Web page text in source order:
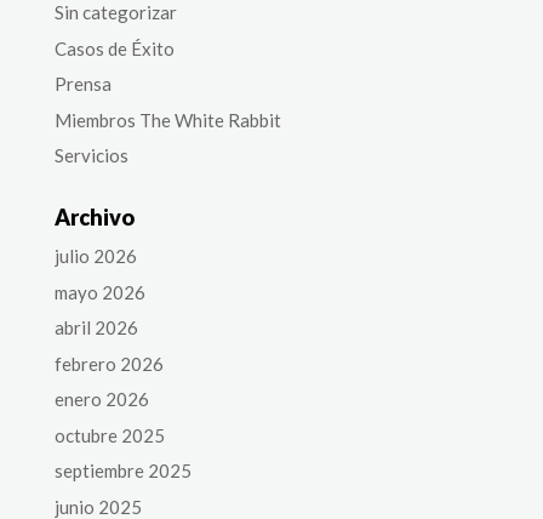
Sin categorizar
Casos de Éxito
Prensa
Miembros The White Rabbit
Servicios
Archivo
julio 2026
mayo 2026
abril 2026
febrero 2026
enero 2026
octubre 2025
septiembre 2025
junio 2025